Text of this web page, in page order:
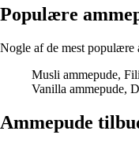
Populære
Nogle af de mest
Musli ammepude,
Vanilla ammepude,
Ammepude